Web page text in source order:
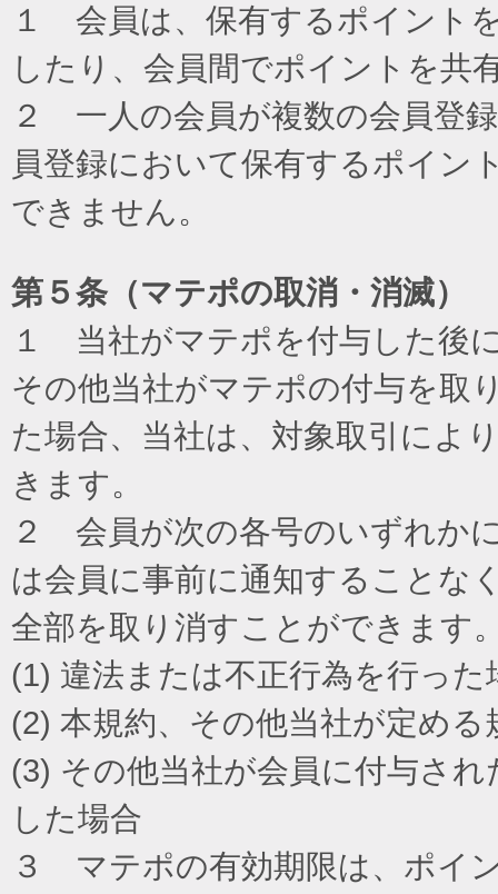
１ 会員は、保有するポイント
したり、会員間でポイントを共
２ 一人の会員が複数の会員登
員登録において保有するポイン
できません。
第５条（マテポの取消・消滅）
１ 当社がマテポを付与した後
その他当社がマテポの付与を取
た場合、当社は、対象取引によ
きます。
２ 会員が次の各号のいずれか
は会員に事前に通知することな
全部を取り消すことができます
(1) 違法または不正行為を行った
(2) 本規約、その他当社が定め
(3) その他当社が会員に付与さ
した場合
３ マテポの有効期限は、ポイ